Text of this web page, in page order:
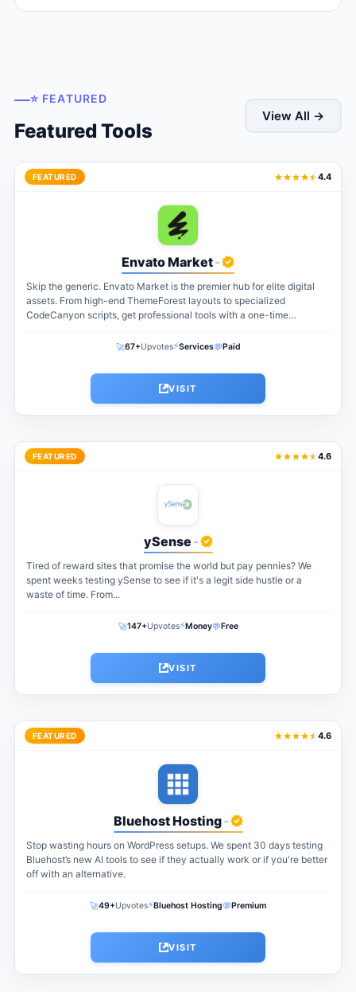
⭐ FEATURED
Featured Tools
View All →
FEATURED 4.4
Envato Market-
Skip the generic. Envato Market is the premier hub for elite digital
assets. From high-end ThemeForest layouts to specialized
CodeCanyon scripts, get professional tools with a one-time
🚀67+Upvotes⚡Services💬Paid
VISIT
FEATURED 4.6
ySense -
Tired of reward sites that promise the world but pay pennies? We
spent weeks testing ySense to see if it's a legit side hustle or a
waste of time. From...
🚀147+Upvotes⚡Money💬Free
VISIT
FEATURED 4.6
Bluehost Hosting-
Stop wasting hours on WordPress setups. We spent 30 days testing
Bluehost’s new AI tools to see if they actually work or if you're better
off with an alternative.
🚀49+Upvotes⚡Bluehost Hosting💬Premium
VISIT